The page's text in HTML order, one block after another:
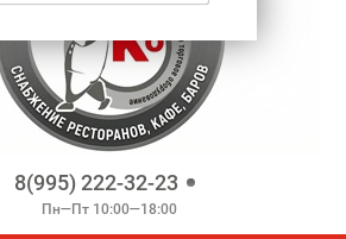
8(995) 222-32-23
Пн—Пт 10:00—18:00